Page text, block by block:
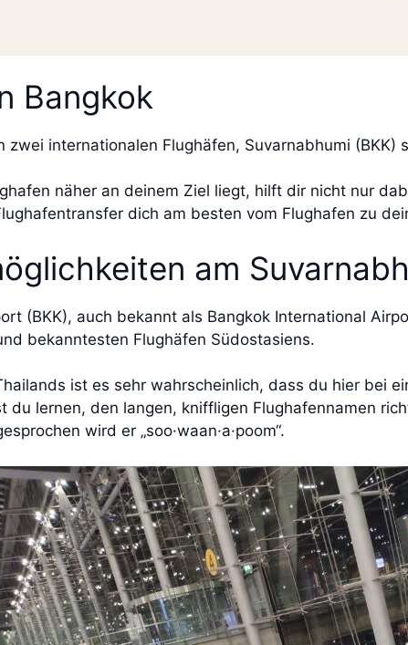
Bangkok
zwei internationalen Flughäfen, Suvarnabhumi
näher an deinem Ziel liegt, hilft dir nicht nur
dich am besten vom Flughafen zu
am
(BKK), auch bekannt als Bangkok International
bekanntesten Flughäfen Südostasiens.
ist es sehr wahrscheinlich, dass du hier bei
du lernen, den langen, kniffligen Flughafennamen
wird er „soo·waan·a·poom“.